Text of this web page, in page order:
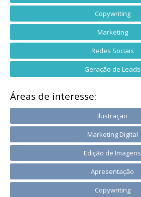
Copywriting
Marketing
Redes Sociais
Geração de Leads
Áreas de interesse:
Ilustração
Marketing Digital
Edição de Imagens
Apresentação
Copywriting